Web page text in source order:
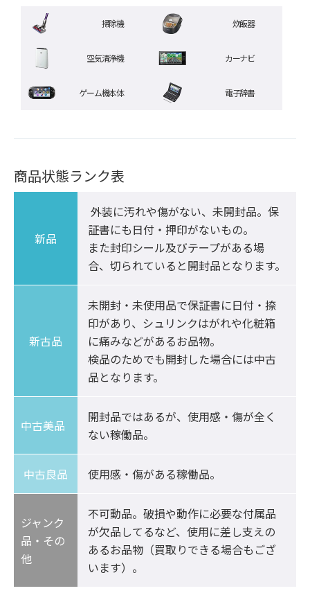
掃除機 炊飯器
空気清浄機 カーナビ
ゲーム機本体 電子辞書
商品状態ランク表
新品
証書にも日付・押印がないもの。
また封印シール及びテープがある場
合、切られていると開封品となります。
新古品
未開封・未使用品で保証書に日付・捺
印があり、シュリンクはがれや化粧箱
に痛みなどがあるお品物。
検品のためでも開封した場合には中古
品となります。
開封品ではあるが、使用感・傷が全く
ない稼働品。
中古良品 使用感・傷がある稼働品。
ジャンク
品・その
他
不可動品。破損や動作に必要な付属品
が欠品してるなど、使用に差し支えの
あるお品物（買取りできる場合もござ
います）。